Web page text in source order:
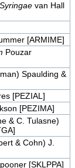
Syringaevan Hall
[ARMIME]
Pouzar
Spaulding &
[PEZIAL]
[PEZIMA]
& C. Tulasne)
& Cohn) J.
[SKLPPA]